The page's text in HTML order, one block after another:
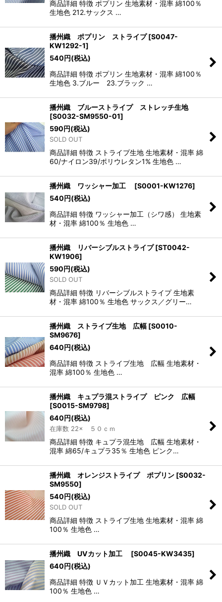
商品詳細 特徴 ポプリン 生地素材・混率 綿100％
生地色 212.サックス …
播州織 ポプリン ストライプ [S0047-
KW1292-1]
540円(税込)
商品詳細 特徴 ポプリン 生地素材・混率 綿100％
生地色 3.ブルー 23.ブラック …
播州織 ブルーストライプ ストレッチ生地
[S0032-SM9550-01]
590円(税込)
SOLD OUT
商品詳細 特徴 ストライプ生地 生地素材・混率 綿
60/ナイロン39/ポリウレタン1% 生地色 …
播州織 ワッシャー加工 [S0001-KW1276]
540円(税込)
商品詳細 特徴 ワッシャー加工（シワ感） 生地素
材・混率 綿100％ 生地色 …
播州織 リバーシブルストライプ [ST0042-
KW1906]
590円(税込)
SOLD OUT
商品詳細 特徴 リバーシブルストライプ 生地素
材・混率 綿100％ 生地色 サックス／グリー…
播州織 ストライプ生地 広幅 [S0010-
SM9676]
640円(税込)
商品詳細 特徴 ストライプ生地 広幅 生地素材・
混率 綿100％ 生地色 …
播州織 キュプラ混ストライプ ピンク 広幅
[S0015-SM9798]
640円(税込)
在庫数 22× ５０ｃｍ
商品詳細 特徴 キュプラ混生地 広幅 生地素材・
混率 綿65/キュプラ35％ 生地色 ピンク…
播州織 オレンジストライプ ポプリン [S0032-
SM9550]
540円(税込)
SOLD OUT
商品詳細 特徴 ストライプ生地 生地素材・混率 綿
100％ 生地色 …
播州織 UVカット加工 [S0045-KW3435]
640円(税込)
商品詳細 特徴 ＵＶカット加工 生地素材・混率 綿
100％ 生地色 …